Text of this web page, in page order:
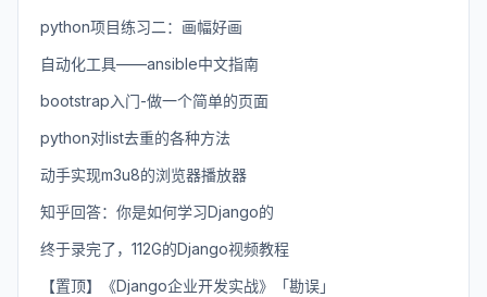
python项目练习二：画幅好画
自动化工具——ansible中文指南
bootstrap入门-做一个简单的页面
python对list去重的各种方法
动手实现m3u8的浏览器播放器
知乎回答：你是如何学习Django的
终于录完了，112G的Django视频教程
【置顶】《Django企业开发实战》「勘误」